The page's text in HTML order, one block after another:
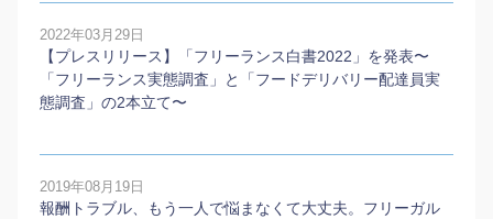
2022年03月29日
【プレスリリース】「フリーランス白書2022」を発表〜
「フリーランス実態調査」と「フードデリバリー配達員実
態調査」の2本⽴て〜
2019年08月19日
報酬トラブル、もう一人で悩まなくて大丈夫。フリーガル